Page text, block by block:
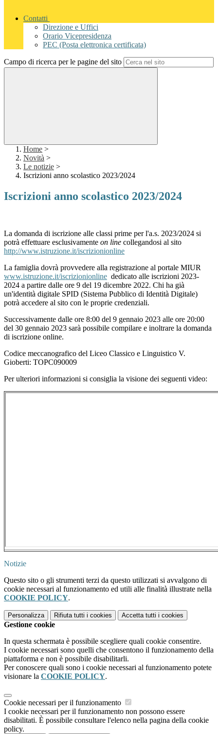
Contatti
Direzione e Uffici
Orario Vicepresidenza
PEC (Posta elettronica certificata)
Campo di ricerca per le pagine del sito
Home >
Novità >
Le notizie >
Iscrizioni anno scolastico 2023/2024
Iscrizioni anno scolastico 2023/2024
La domanda di iscrizione alle classi prime per l'a.s. 2023/2024 si
potrà effettuare esclusivamente on line collegandosi al sito
http://www.istruzione.it/iscrizionionline
La famiglia dovrà provvedere alla registrazione al portale MIUR
www.istruzione.it/iscrizionionline dedicato alle iscrizioni 2023-
2024 a partire dalle ore 9 del 19 dicembre 2022. Chi ha già
un'identità digitale SPID (Sistema Pubblico di Identità Digitale)
potrà accedere al sito con le proprie credenziali.
Successivamente dalle ore 8:00 del 9 gennaio 2023 alle ore 20:00
del 30 gennaio 2023 sarà possibile compilare e inoltrare la domanda
di iscrizione online.
Codice meccanografico del Liceo Classico e Linguistico V.
Gioberti: TOPC090009
Per ulteriori informazioni si consiglia la visione dei seguenti video:
Notizie
Questo sito o gli strumenti terzi da questo utilizzati si avvalgono di
cookie necessari al funzionamento ed utili alle finalità illustrate nella
COOKIE POLICY.
Personalizza Rifiuta tutti i cookies Accetta tutti i cookies
Gestione cookie
In questa schermata è possibile scegliere quali cookie consentire.
I cookie necessari sono quelli che consentono il funzionamento della
piattaforma e non è possibile disabilitarli.
Per conoscere quali sono i cookie necessari al funzionamento potete
visionare la COOKIE POLICY.
Cookie necessari per il funzionamento
I cookie necessari per il funzionamento non possono essere
disabilitati. È possibile consultare l'elenco nella pagina della cookie
policy.